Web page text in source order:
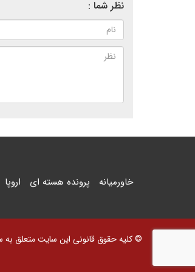
نظر شما :
خاورمیانه پرونده هسته ای اروپا
© کلیه حقوق قانونی این سایت متعلق به